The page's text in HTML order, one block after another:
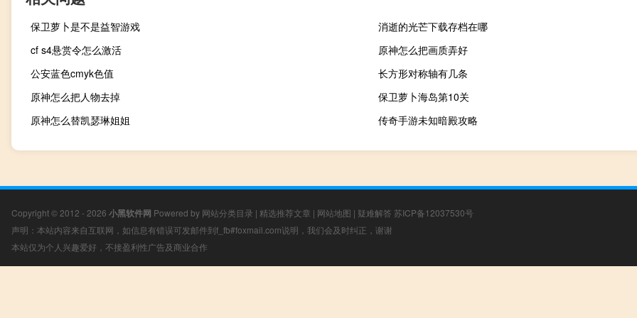
保卫萝卜是不是益智游戏
消逝的光芒下载存档在哪
cf s4悬赏令怎么激活
原神怎么把画质弄好
公安蓝色cmyk色值
长方形对称轴有几条
原神怎么把人物去掉
保卫萝卜海岛第10关
原神怎么替凯瑟琳姐姐
传奇手游未知暗殿攻略
Copyright © 2012 - 2026 小黑软件网 Powered by 网站分类目录 | 精选推荐文章 | 网站地图 | 疑难解答 苏ICP备12037530号
声明：本站内容来自互联网，如信息有错误可发邮件到f_fb#foxmail.com说明，我们会及时纠正，谢谢
本站仅为个人兴趣爱好，不接盈利性广告及商业合作